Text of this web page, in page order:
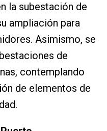
la subestación de
ampliación para
Asimismo, se
de
contemplando
de elementos de